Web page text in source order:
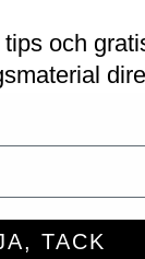
och
TACK